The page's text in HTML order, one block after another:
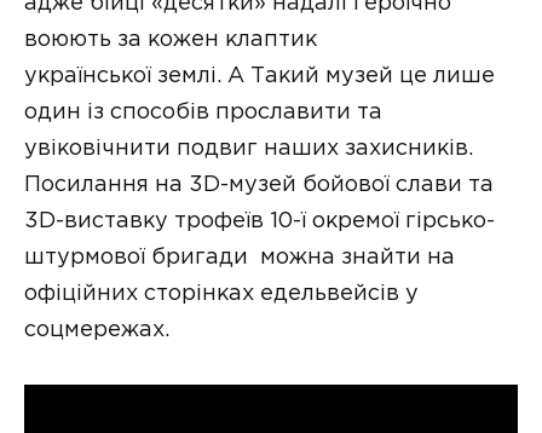
воюють за кожен клаптик
української землі. А Такий музей це лише
один із способів прославити та
увіковічнити подвиг наших захисників.
Посилання на 3D-музей бойової слави та
3D-виставку трофеїв 10-ї окремої гірсько-
штурмової бригади можна знайти на
офіційних сторінках едельвейсів у
соцмережах.